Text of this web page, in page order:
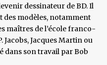
dessinateur de BD. Il
des modèles, notamment
maîtres de l’école franco-
Jacobs, Jacques Martin ou
dans son travail par Bob